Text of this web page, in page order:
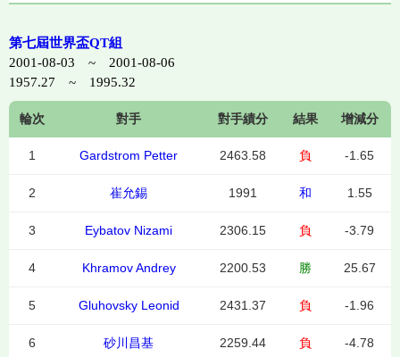
第七屆世界盃QT組
2001-08-03 ~ 2001-08-06
1957.27 ~ 1995.32
輪次 對手 對手績分 結果 增減分
1 Gardstrom Petter 2463.58 負 -1.65
2 崔允錫 1991 和 1.55
3 Eybatov Nizami 2306.15 負 -3.79
4 Khramov Andrey 2200.53 勝 25.67
5 Gluhovsky Leonid 2431.37 負 -1.96
6 砂川昌基 2259.44 負 -4.78